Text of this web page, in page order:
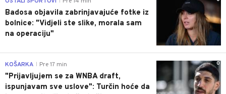
Badosa objavila zabrinjavajuće fotke iz
bolnice: "Vidjeli ste slike, morala sam
na operaciju"
0
KOŠARKA Pre 17 min
"Prijavljujem se za WNBA draft,
ispunjavam sve uslove": Turčin hoće da